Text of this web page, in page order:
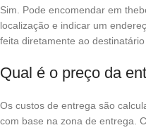
Sim. Pode encomendar em
localização e indicar um
feita diretamente ao
Qual é o preço da
Os custos de entrega são
com base na zona de entrega.